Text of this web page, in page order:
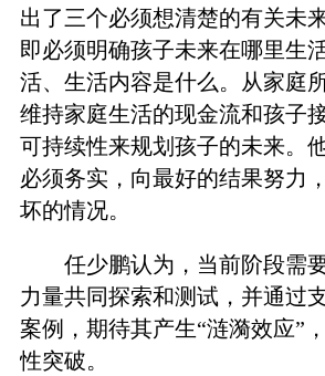
出了三个必须想清楚的有关未
即必须明确孩子未来在哪里生
活、生活内容是什么。从家庭
维持家庭生活的现金流和孩子
可持续性来规划孩子的未来。
必须务实，向最好的结果努力
坏的情况。
任少鹏认为，当前阶段需
力量共同探索和测试，并通过
案例，期待其产生“涟漪效应”
性突破。